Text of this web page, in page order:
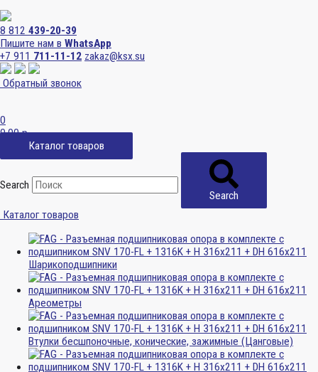
8 812 439-20-39
Пишите нам в WhatsApp
+7 911 711-11-12 zakaz@ksx.su
Обратный звонок
0
0,00р.
Каталог товаров
Search
Search
Каталог товаров
Шарикоподшипники
Ареометры
Втулки бесшпоночные, конические, зажимные (Цанговые)